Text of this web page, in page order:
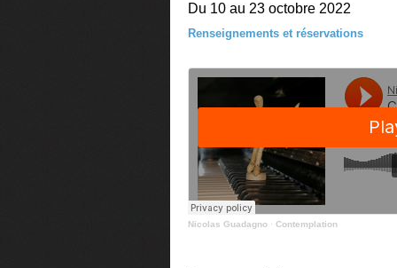
Du 10 au 23 octobre 2022
Renseignements et réservations
Nicolas Guadagno · Contemplation